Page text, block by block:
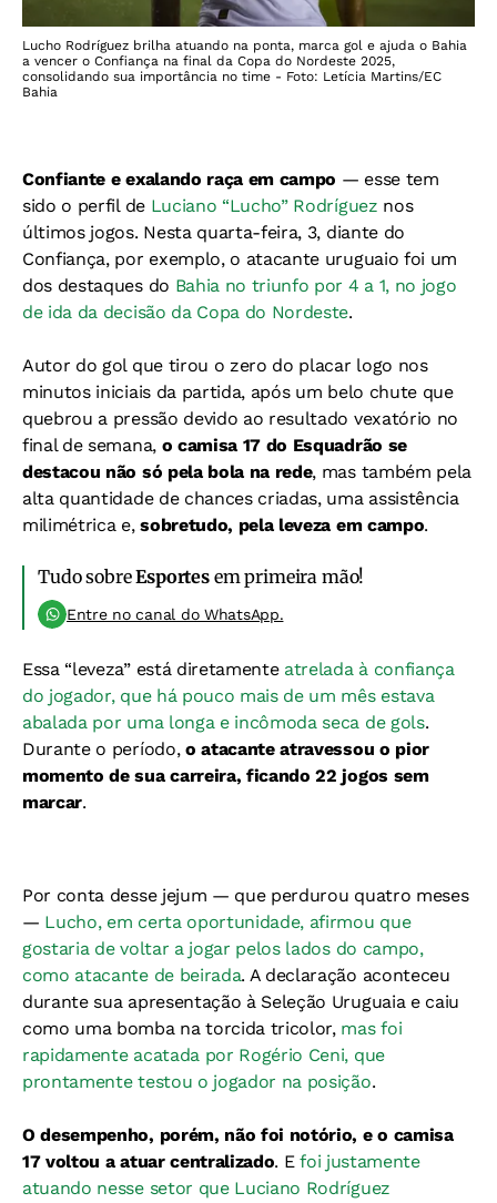
Lucho Rodríguez brilha atuando na ponta, marca gol e ajuda o Bahia
a vencer o Confiança na final da Copa do Nordeste 2025,
consolidando sua importância no time - Foto: Letícia Martins/EC
Bahia
Confiante e exalando raça em campo — esse tem
sido o perfil de Luciano “Lucho” Rodríguez nos
últimos jogos. Nesta quarta-feira, 3, diante do
Confiança, por exemplo, o atacante uruguaio foi um
dos destaques do Bahia no triunfo por 4 a 1, no jogo
de ida da decisão da Copa do Nordeste.
Autor do gol que tirou o zero do placar logo nos
minutos iniciais da partida, após um belo chute que
quebrou a pressão devido ao resultado vexatório no
final de semana, o camisa 17 do Esquadrão se
destacou não só pela bola na rede, mas também pela
alta quantidade de chances criadas, uma assistência
milimétrica e,sobretudo, pela leveza em campo.
Tudo sobreEsportesem primeira mão!
Entre no canal do WhatsApp.
Essa “leveza” está diretamente atrelada à confiança
do jogador, que há pouco mais de um mês estava
abalada por uma longa e incômoda seca de gols.
Durante o período, o atacante atravessou o pior
momento de sua carreira, ficando 22 jogos sem
marcar.
Por conta desse jejum — que perdurou quatro meses
— Lucho, em certa oportunidade, afirmou que
gostaria de voltar a jogar pelos lados do campo,
como atacante de beirada. A declaração aconteceu
durante sua apresentação à Seleção Uruguaia e caiu
como uma bomba na torcida tricolor, mas foi
rapidamente acatada por Rogério Ceni, que
prontamente testou o jogador na posição.
O desempenho, porém, não foi notório, e o camisa
17 voltou a atuar centralizado. Efoi justamente
atuando nesse setor que Luciano Rodríguez